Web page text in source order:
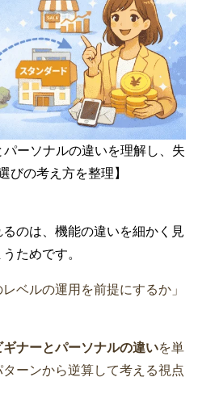
パーソナルの違いを理解し、失
びの考え方を整理】
のは、機能の違いを細かく見
ためです。
ベルの運用を前提にするか」
ナーとパーソナルの違いを単
ーンから逆算して考える視点